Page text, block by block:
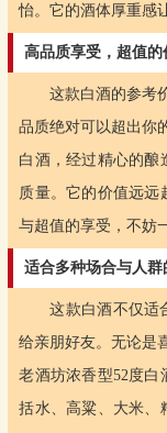
怡。它的酒体厚重感
高品质享受，超值的
这款白酒的参考
品质绝对可以超出你
白酒，经过精心的酿
质量。它的价值远远
与超值的享受，不妨
适合多种场合与人群
这款白酒不仅适
给亲朋好友。无论是
老酒坊浓香型52度白
括水、高粱、大米、